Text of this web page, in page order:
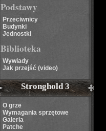
Podstawy
Przeciwnicy
Budynki
Jednostki
Biblioteka
Wywiady
Jak przejść (video)
Stronghold 3
O grze
Wymagania sprzętowe
Galeria
Patche